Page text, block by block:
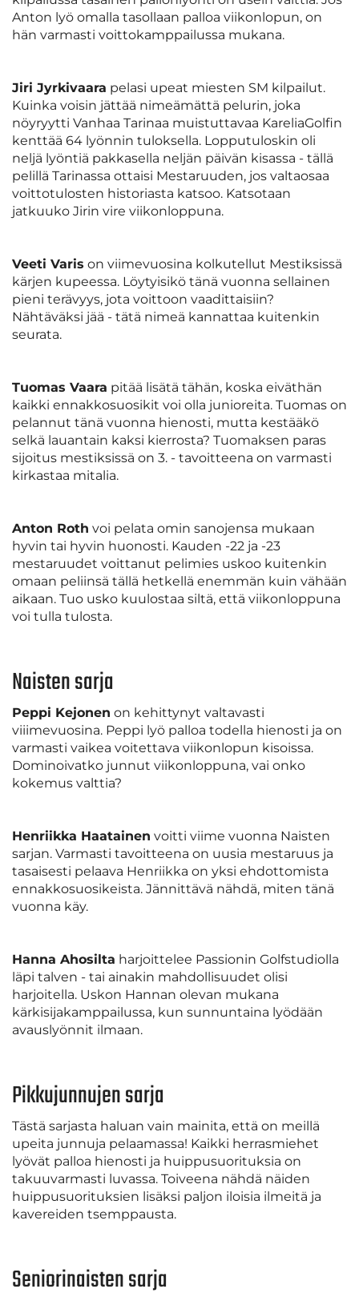
Anton lyö omalla tasollaan palloa viikonlopun, on
hän varmasti voittokamppailussa mukana.
Jiri Jyrkivaara pelasi upeat miesten SM kilpailut.
Kuinka voisin jättää nimeämättä pelurin, joka
nöyryytti Vanhaa Tarinaa muistuttavaa KareliaGolfin
kenttää 64 lyönnin tuloksella. Lopputuloskin oli
neljä lyöntiä pakkasella neljän päivän kisassa - tällä
pelillä Tarinassa ottaisi Mestaruuden, jos valtaosaa
voittotulosten historiasta katsoo. Katsotaan
jatkuuko Jirin vire viikonloppuna.
Veeti Varis on viimevuosina kolkutellut Mestiksissä
kärjen kupeessa. Löytyisikö tänä vuonna sellainen
pieni terävyys, jota voittoon vaadittaisiin?
Nähtäväksi jää - tätä nimeä kannattaa kuitenkin
seurata.
Tuomas Vaara pitää lisätä tähän, koska eiväthän
kaikki ennakkosuosikit voi olla junioreita. Tuomas on
pelannut tänä vuonna hienosti, mutta kestääkö
selkä lauantain kaksi kierrosta? Tuomaksen paras
sijoitus mestiksissä on 3. - tavoitteena on varmasti
kirkastaa mitalia.
Anton Roth voi pelata omin sanojensa mukaan
hyvin tai hyvin huonosti. Kauden -22 ja -23
mestaruudet voittanut pelimies uskoo kuitenkin
omaan peliinsä tällä hetkellä enemmän kuin vähään
aikaan. Tuo usko kuulostaa siltä, että viikonloppuna
voi tulla tulosta.
Naisten sarja
Peppi Kejonen on kehittynyt valtavasti
viiimevuosina. Peppi lyö palloa todella hienosti ja on
varmasti vaikea voitettava viikonlopun kisoissa.
Dominoivatko junnut viikonloppuna, vai onko
kokemus valttia?
Henriikka Haatainen voitti viime vuonna Naisten
sarjan. Varmasti tavoitteena on uusia mestaruus ja
tasaisesti pelaava Henriikka on yksi ehdottomista
ennakkosuosikeista. Jännittävä nähdä, miten tänä
vuonna käy.
Hanna Ahosilta harjoittelee Passionin Golfstudiolla
läpi talven - tai ainakin mahdollisuudet olisi
harjoitella. Uskon Hannan olevan mukana
kärkisijakamppailussa, kun sunnuntaina lyödään
avauslyönnit ilmaan.
Pikkujunnujen sarja
Tästä sarjasta haluan vain mainita, että on meillä
upeita junnuja pelaamassa! Kaikki herrasmiehet
lyövät palloa hienosti ja huippusuorituksia on
takuuvarmasti luvassa. Toiveena nähdä näiden
huippusuorituksien lisäksi paljon iloisia ilmeitä ja
kavereiden tsemppausta.
Seniorinaisten sarja